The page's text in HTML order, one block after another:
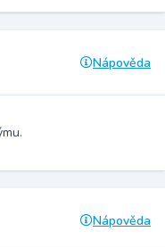
Nápověda
Nápověda